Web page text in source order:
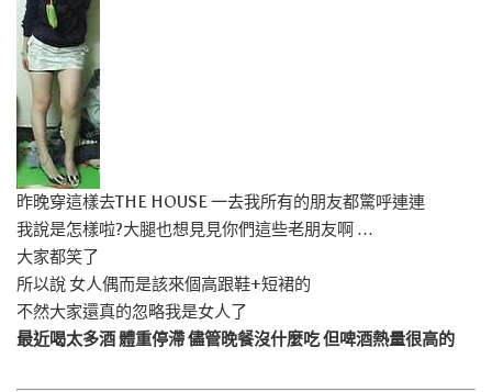
昨晚穿這樣去THE HOUSE 一去我所有的朋友都驚呼連連
我說是怎樣啦?大腿也想見見你們這些老朋友啊 …
大家都笑了
所以說 女人偶而是該來個高跟鞋+短裙的
不然大家還真的忽略我是女人了
最近喝太多酒 體重停滯 儘管晚餐沒什麼吃 但啤酒熱量很高的